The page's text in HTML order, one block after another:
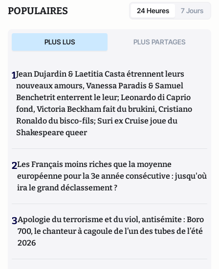
POPULAIRES 24 Heures 7 Jours
PLUS LUS PLUS PARTAGES
1Jean Dujardin & Laetitia Casta étrennent leurs
nouveaux amours, Vanessa Paradis & Samuel
Benchetrit enterrent le leur; Leonardo di Caprio
fond, Victoria Beckham fait du brukini, Cristiano
Ronaldo du bisco-fils; Suri ex Cruise joue du
Shakespeare queer
2Les Français moins riches que la moyenne
européenne pour la 3e année consécutive : jusqu'où
ira le grand déclassement ?
3Apologie du terrorisme et du viol, antisémite : Boro
700, le chanteur à cagoule de l’un des tubes de l’été
2026